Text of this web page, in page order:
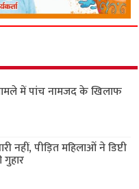
में पांच नामजद के खिलाफ
नहीं, पीड़ित महिलाओं ने डिप्टी